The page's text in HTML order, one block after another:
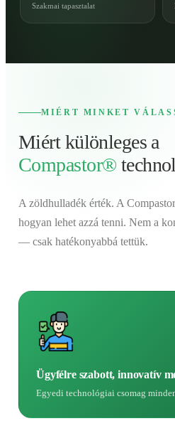
Szakmai tapasztalat
MIÉRT MINKET
Miért különleges a
Compastor®
A zöldhulladék érték. A
hogyan lehet azzá tenni. Nem a
— csak hatékonyabbá tettük.
Ügyfélre szabott, innovatív
Egyedi technológiai csomag